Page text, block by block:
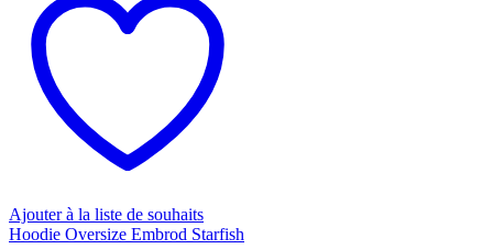
plusieurs
variations.
Les
options
peuvent
être
choisies
du
produit
Ajouter à la liste de souhaits
Hoodie Oversize Embrod Starfish